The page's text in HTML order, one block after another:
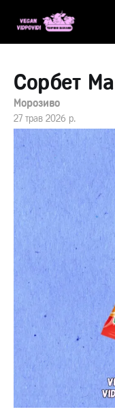
Сорбет
Морозиво
27 трав 2026 р.